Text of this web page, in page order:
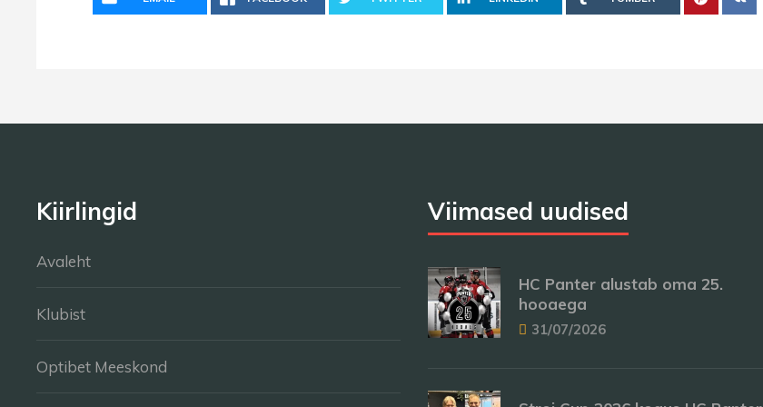
Kiirlingid
Avaleht
Klubist
Optibet Meeskond
Viimased uudised
HC Panter alustab oma 25.
hooaega
31/07/2026